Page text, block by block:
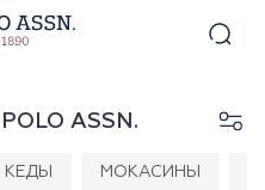
ASSN.
КЕДЫ МОКАСИНЫ